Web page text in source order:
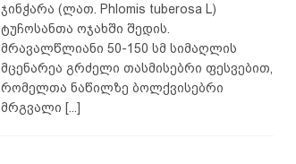
ჯინჭარა (ლათ. Phlomis tuberosa L)
ტუჩოსანთა ოჯახში შედის.
მრავალწლიანი 50-150 სმ სიმაღლის
მცენარეა გრძელი თასმისებრი ფესვებით,
რომელთა ნაწილზე ბოლქვისებრი
მრგვალი [...]